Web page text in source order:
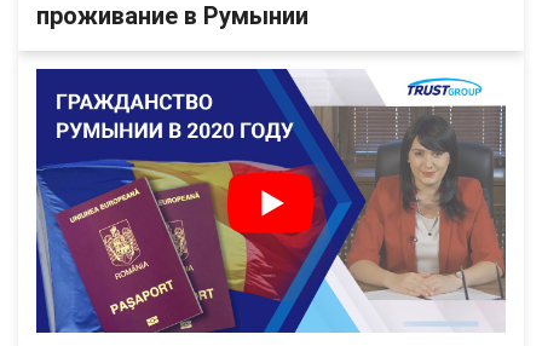
проживание в Румынии